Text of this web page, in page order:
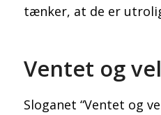
tænker, at de er
Ventet og
Sloganet “Ventet og